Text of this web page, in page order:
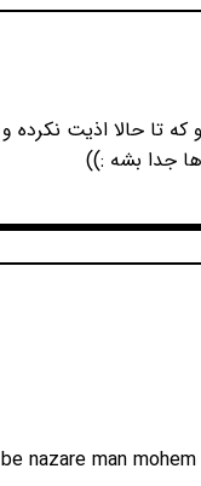
تا حالا اذیت نکرده و
جدا بشه :))
be nazare man